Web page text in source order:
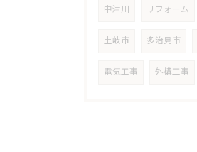
中津川 リフォーム
土岐市 多治見市
電気工事 外構工事